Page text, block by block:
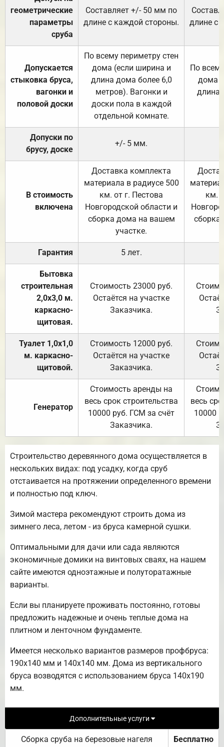
геометрические
параметры
сруба
Составляет +/- 50 мм по
длине с каждой стороны.
длине с
Допускается
стыковка бруса,
вагонки и
половой доски
По всему периметру стен
дома (если ширина и
длина дома более 6,0
метров). Вагонки и
доски пола в каждой
отдельной комнате.
По
дома
длина
Допуски по
брусу, доске
+/- 5 мм.
В стоимость
включена
Доставка комплекта
материала в радиусе 500
км. от г. Пестова
Новгородской области и
сборка дома на вашем
участке.
км.
Гарантия 5 лет.
Бытовка
строительная
2,0х3,0 м.
каркасно-
щитовая.
Стоимость 23000 руб.
Остаётся на участке
Заказчика.
Туалет 1,0х1,0
м. каркасно-
щитовой.
Стоимость 12000 руб.
Остаётся на участке
Заказчика.
Генератор
Стоимость аренды на
весь срок строительства
10000 руб. ГСМ за счёт
Заказчика.
весь
10000
Строительство деревянного дома осуществляется в
нескольких видах: под усадку, когда сруб
отстаивается на протяжении определенного времени
и полностью под ключ.
Зимой мастера рекомендуют строить дома из
зимнего леса, летом - из бруса камерной сушки.
Оптимальными для дачи или сада являются
экономичные домики на винтовых сваях, на нашем
сайте имеются одноэтажные и полуторатажные
варианты.
Если вы планируете проживать постоянно, готовы
предложить надежные и очень теплые дома на
плитном и ленточном фундаменте.
Имеется несколько вариантов размеров профбруса:
190х140 мм и 140х140 мм. Дома из вертикального
бруса возводятся с использованием бруса 140х190
мм.
Дополнительные услуги
Сборка сруба на березовые нагеля Бесплатно